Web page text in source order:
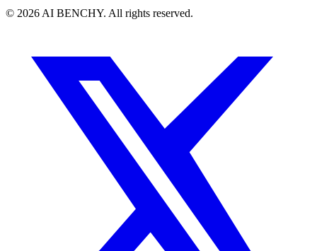
© 2026 AI BENCHY. All rights reserved.